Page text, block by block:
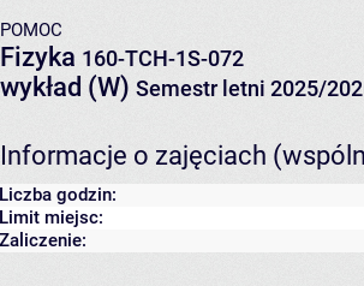
POMOC
Fizyka 160-TCH-1S-072
wykład (W) Semestr letni 2025/
Informacje o zajęciach
Liczba godzin:
Limit miejsc:
Zaliczenie: